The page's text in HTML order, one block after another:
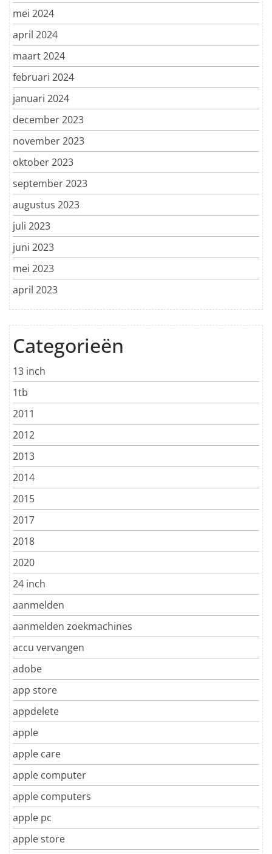
mei 2024
april 2024
maart 2024
februari 2024
januari 2024
december 2023
november 2023
oktober 2023
september 2023
augustus 2023
juli 2023
juni 2023
mei 2023
april 2023
Categorieën
13 inch
1tb
2011
2012
2013
2014
2015
2017
2018
2020
24 inch
aanmelden
aanmelden zoekmachines
accu vervangen
adobe
app store
appdelete
apple
apple care
apple computer
apple computers
apple pc
apple store